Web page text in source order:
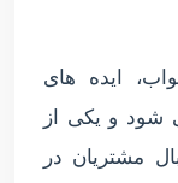
ایده های
شود و یکی از
مشتریان در